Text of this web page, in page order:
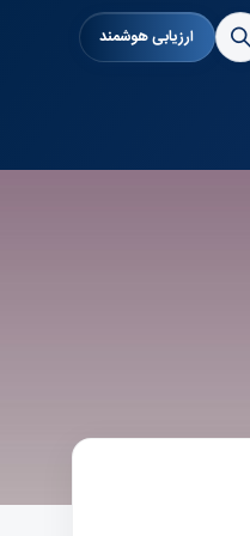
ارزیابی هوشمند